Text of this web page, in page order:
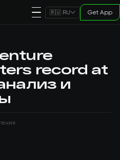
🇷🇺 RU Get App
record at
и